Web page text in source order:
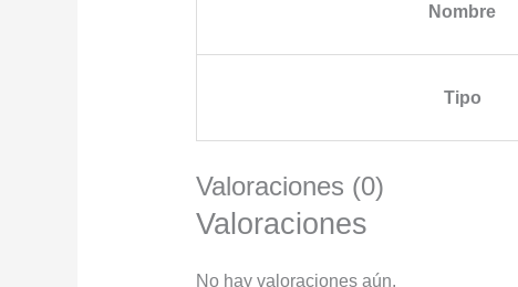
Nombre
Tipo
Valoraciones (0)
Valoraciones
No hay valoraciones aún.